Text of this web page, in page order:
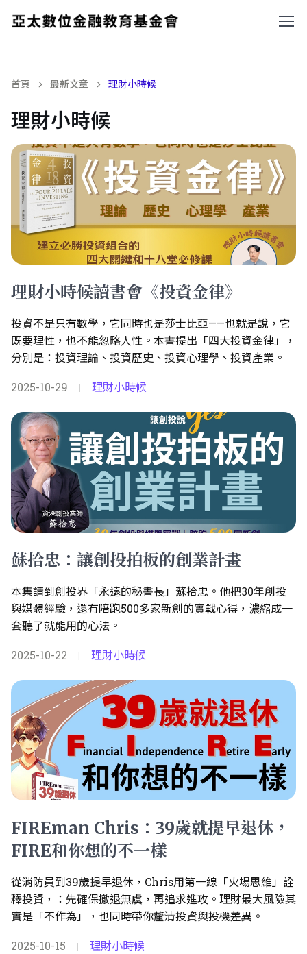
首頁 最新文章 理財小時候
理財小時候
理財小時候讀書會《投資金律》
投資不是只有數學，它同時也是莎士比亞——也就是說，它
既要理性，也不能忽略人性。本書提出「四大投資金律」，
分別是：投資理論、投資歷史、投資心理學、投資產業。
2025-10-29 | 理財小時候
蘇拾忠：讓創投拍板的創業計畫
本集請到創投界「永遠的秘書長」蘇拾忠。他把30年創投
與媒體經驗，還有陪跑500多家新創的實戰心得，濃縮成一
套聽了就能用的心法。
2025-10-22 | 理財小時候
FIREman Chris：39歲就提早退休，
FIRE和你想的不一樣
從消防員到39歲提早退休，Chris用第一線「火場思維」詮
釋投資，：先確保撤退無虞，再追求進攻。理財最大風險其
實是「不作為」，也同時帶你釐清投資與投機差異。
2025-10-15 | 理財小時候